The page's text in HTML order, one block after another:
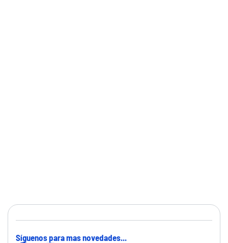
Síguenos para mas novedades...